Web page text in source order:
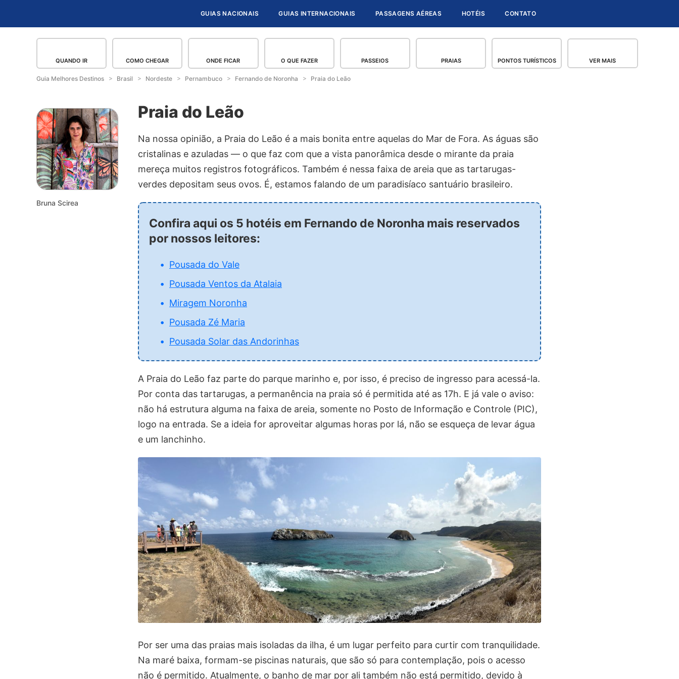
GUIAS NACIONAIS GUIAS INTERNACIONAIS PASSAGENS AÉREAS HOTÉIS CONTATO
QUANDO IR COMO CHEGAR ONDE FICAR O QUE FAZER PASSEIOS PRAIAS PONTOS TURÍSTICOS VER MAIS
Guia Melhores Destinos Brasil Nordeste Pernambuco Fernando de Noronha Praia do Leão
Bruna Scirea
Praia do Leão
Na nossa opinião, a Praia do Leão é a mais bonita entre aquelas do Mar de Fora. As águas são
cristalinas e azuladas — o que faz com que a vista panorâmica desde o mirante da praia
mereça muitos registros fotográficos. Também é nessa faixa de areia que as tartarugas-
verdes depositam seus ovos. É, estamos falando de um paradisíaco santuário brasileiro.
Confira aqui os 5 hotéis em Fernando de Noronha mais reservados
por nossos leitores:
Pousada do Vale
Pousada Ventos da Atalaia
Miragem Noronha
Pousada Zé Maria
Pousada Solar das Andorinhas
A Praia do Leão faz parte do parque marinho e, por isso, é preciso de ingresso para acessá-la.
Por conta das tartarugas, a permanência na praia só é permitida até as 17h. E já vale o aviso:
não há estrutura alguma na faixa de areia, somente no Posto de Informação e Controle (PIC),
logo na entrada. Se a ideia for aproveitar algumas horas por lá, não se esqueça de levar água
e um lanchinho.
Por ser uma das praias mais isoladas da ilha, é um lugar perfeito para curtir com tranquilidade.
Na maré baixa, formam-se piscinas naturais, que são só para contemplação, pois o acesso
não é permitido. Atualmente, o banho de mar por ali também não está permitido, devido à